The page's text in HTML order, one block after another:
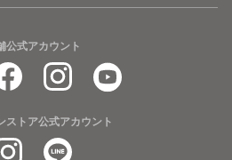
公式アカウント
ストア公式アカウント